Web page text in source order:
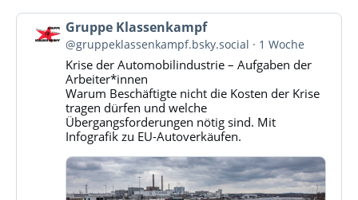
Beitrag
von
Gruppe
Klassenkampf
Bluesky
ansehen
Gruppe Klassenkampf
@gruppeklassenkampf.bsky.social 1 Woche
Krise der Automobilindustrie – Aufgaben der
Arbeiter*innen
Warum Beschäftigte nicht die Kosten der Krise
tragen dürfen und welche
Übergangsforderungen nötig sind. Mit
Infografik zu EU-Autoverkäufen.